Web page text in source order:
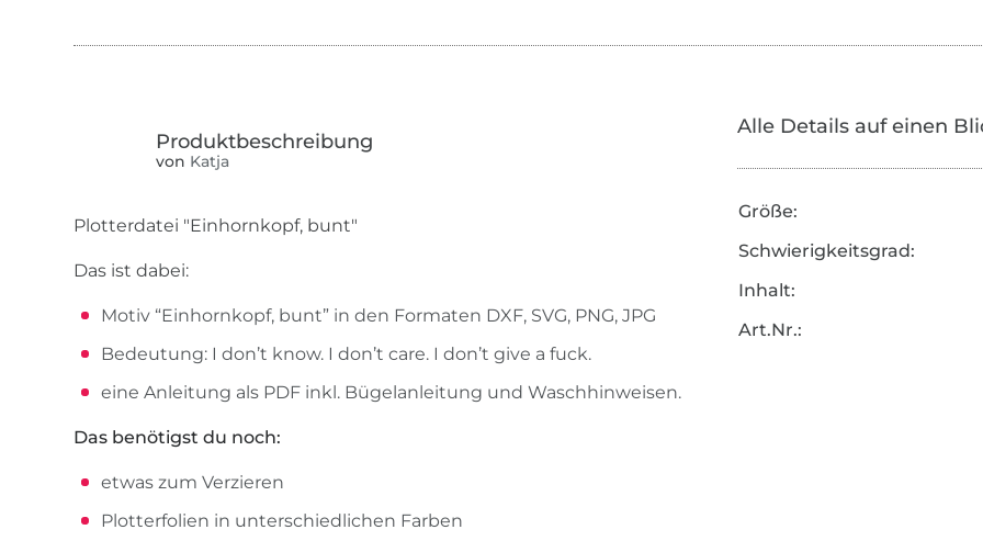
von Katja
Plotterdatei "Einhornkopf, bunt"
Das ist dabei:
Motiv “Einhornkopf, bunt” in den Formaten DXF, SVG, PNG, JPG
Bedeutung: I don’t know. I don’t care. I don’t give a fuck.
eine Anleitung als PDF inkl. Bügelanleitung und Waschhinweisen.
Das benötigst du noch:
etwas zum Verzieren
Plotterfolien in unterschiedlichen Farben
Alle Details auf einen
Größe:
Schwierigkeitsgrad:
Inhalt:
Art.Nr.: